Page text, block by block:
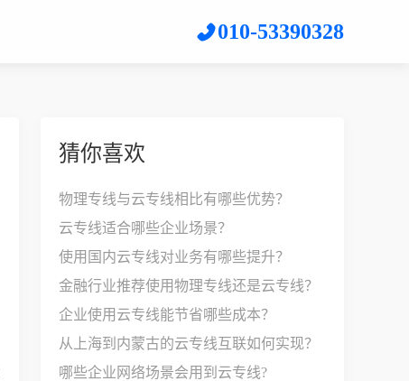
010-53390328
猜你喜欢
物理专线与云专线相比有哪些优势？
云专线适合哪些企业场景？
使用国内云专线对业务有哪些提升？
金融行业推荐使用物理专线还是云专线？
企业使用云专线能节省哪些成本？
从上海到内蒙古的云专线互联如何实现？
哪些企业网络场景会用到云专线?